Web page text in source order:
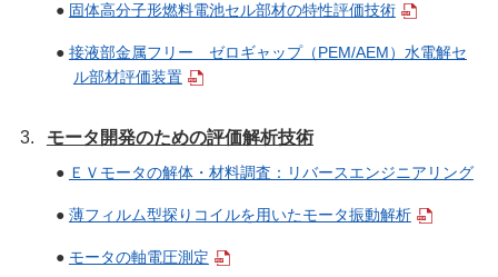
● 固体高分子形燃料電池セル部材の特性評価技術
● 接液部金属フリー ゼロギャップ（PEM/AEM）水電解セ
ル部材評価装置
モータ開発のための評価解析技術
● ＥＶモータの解体・材料調査：リバースエンジニアリング
● 薄フィルム型探りコイルを用いたモータ振動解析
● モータの軸電圧測定